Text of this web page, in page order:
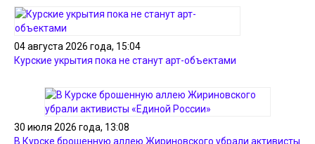
04 августа 2026 года, 15:04
Курские укрытия пока не станут арт-объектами
30 июля 2026 года, 13:08
В Курске брошенную аллею Жириновского убрали активисты